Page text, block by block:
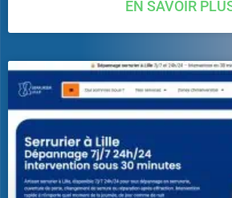
EN SAVOIR